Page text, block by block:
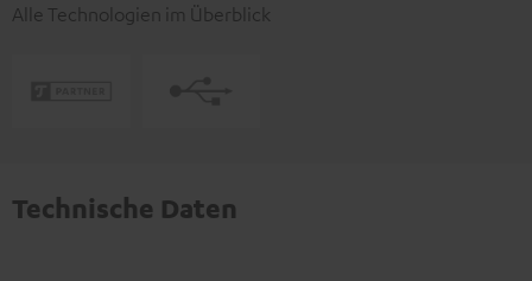
Alle Technologien im Überblick
Technische Daten